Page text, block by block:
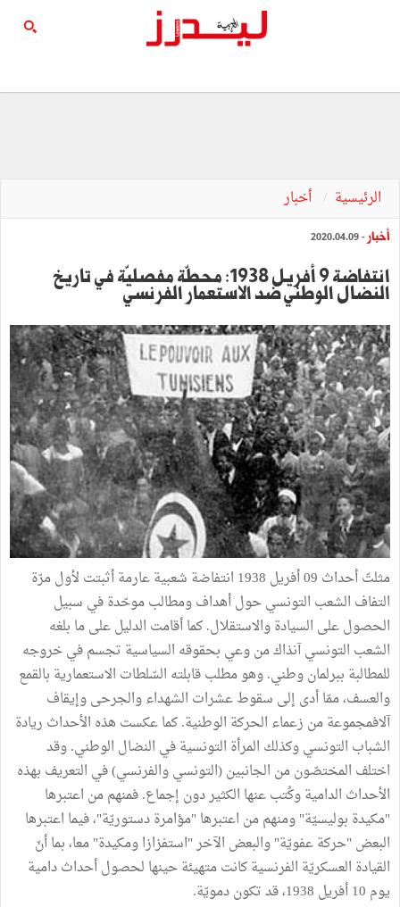
الرئيسية أخبار
أخبار - 2020.04.09
انتفاضة 9 أفريل 1938: محطّة مفصليّة في تاريخ
النضال الوطني ضد الاستعمار الفرنسي
مثلتّ أحداث 09 أفريل 1938 انتفاضة شعبية عارمة أثبتت لأول مرّة
التفاف الشعب التونسي حول أهداف ومطالب موحّدة في سبيل
الحصول على السيادة والاستقلال. كما أقامت الدليل على ما بلغه
الشعب التونسي آنذاك من وعي بحقوقه السياسية تجسم في خروجه
للمطالبة ببرلمان وطني. وهو مطلب قابلته السّلطات الاستعمارية بالقمع
والعسف، ممّا أدى إلى سقوط عشرات الشهداء والجرحى وإيقاف
آلافمجموعة من زعماء الحركة الوطنية. كما عكست هذه الأحداث ريادة
الشباب التونسي وكذلك المرأة التونسية في النضال الوطني. وقد
اختلف المختصّون من الجانبين (التونسي والفرنسي) في التعريف بهذه
الأحداث الدامية وكُتب عنها الكثير دون إجماع. فمنهم من اعتبرها
"مكيدة بوليسيّة" ومنهم من اعتبرها "مؤامرة دستوريّة"، فيما اعتبرها
البعض "حركة عفويّة" والبعض الآخر "استفزازا ومكيدة" معا، بما أنّ
القيادة العسكريّة الفرنسية كانت متهيئة حينها لحصول أحداث دامية
يوم 10 أفريل 1938، قد تكون دمويّة.